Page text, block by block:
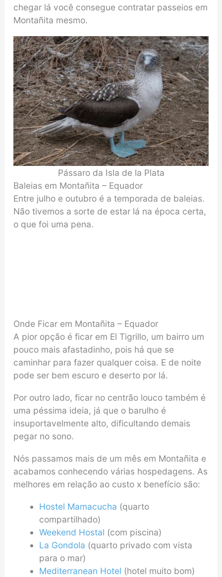
chegar lá você consegue contratar passeios em
Montañita mesmo.
Pássaro da Isla de la Plata
Baleias em Montañita – Equador
Entre julho e outubro é a temporada de baleias.
Não tivemos a sorte de estar lá na época certa,
o que foi uma pena.
Onde Ficar em Montañita – Equador
A pior opção é ficar em El Tigrillo, um bairro um
pouco mais afastadinho, pois há que se
caminhar para fazer qualquer coisa. E de noite
pode ser bem escuro e deserto por lá.
Por outro lado, ficar no centrão louco também é
uma péssima ideia, já que o barulho é
insuportavelmente alto, dificultando demais
pegar no sono.
Nós passamos mais de um mês em Montañita e
acabamos conhecendo várias hospedagens. As
melhores em relação ao custo x benefício são:
Hostel Mamacucha (quarto
compartilhado)
Weekend Hostal (com piscina)
La Gondola (quarto privado com vista
para o mar)
Mediterranean Hotel (hotel muito bom)